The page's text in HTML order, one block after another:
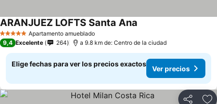
5 Estrellas Apartamento amueblado
ARANJUEZ LOFTS Santa Ana
9,4 Excelente 264 a 9.8 km de: Centro de la ciudad
Elige fechas para ver los precios exactos
Ver precios